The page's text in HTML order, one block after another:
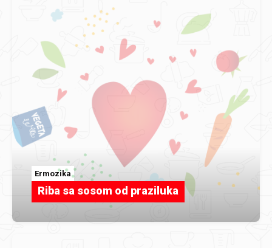
Ermozika
Riba sa sosom od praziluka